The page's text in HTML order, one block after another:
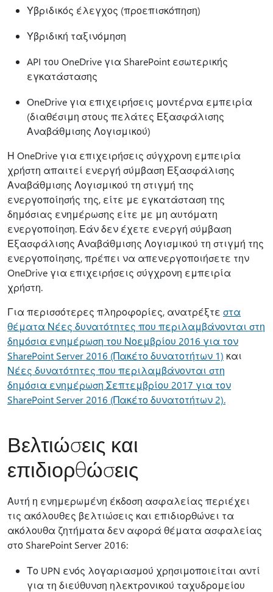
Υβριδικός έλεγχος (προεπισκόπηση)
Υβριδική ταξινόμηση
API του OneDrive για SharePoint εσωτερικής
εγκατάστασης
OneDrive για επιχειρήσεις μοντέρνα εμπειρία
(διαθέσιμη στους πελάτες Εξασφάλισης
Αναβάθμισης Λογισμικού)
Η OneDrive για επιχειρήσεις σύγχρονη εμπειρία
χρήστη απαιτεί ενεργή σύμβαση Εξασφάλισης
Αναβάθμισης Λογισμικού τη στιγμή της
ενεργοποίησής της, είτε με εγκατάσταση της
δημόσιας ενημέρωσης είτε με μη αυτόματη
ενεργοποίηση. Εάν δεν έχετε ενεργή σύμβαση
Εξασφάλισης Αναβάθμισης Λογισμικού τη στιγμή της
ενεργοποίησης, πρέπει να απενεργοποιήσετε την
OneDrive για επιχειρήσεις σύγχρονη εμπειρία
χρήστη.
Για περισσότερες πληροφορίες, ανατρέξτε στα
θέματα Νέες δυνατότητες που περιλαμβάνονται στη
δημόσια ενημέρωση του Νοεμβρίου 2016 για τον
SharePoint Server 2016 (Πακέτο δυνατοτήτων 1) και
Νέες δυνατότητες που περιλαμβάνονται στη
δημόσια ενημέρωση Σεπτεμβρίου 2017 για τον
SharePoint Server 2016 (Πακέτο δυνατοτήτων 2).
Βελτιώσεις και
επιδιορθώσεις
Αυτή η ενημερωμένη έκδοση ασφαλείας περιέχει
τις ακόλουθες βελτιώσεις και επιδιορθώνει τα
ακόλουθα ζητήματα δεν αφορά θέματα ασφαλείας
στο SharePoint Server 2016:
Το UPN ενός λογαριασμού χρησιμοποιείται αντί
για τη διεύθυνση ηλεκτρονικού ταχυδρομείου